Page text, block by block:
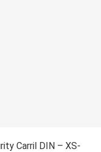
Carril DIN – XS-